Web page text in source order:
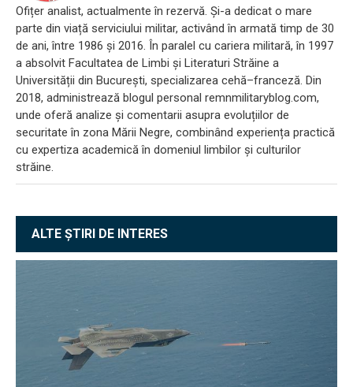
Ofițer analist, actualmente în rezervă. Și-a dedicat o mare
parte din viață serviciului militar, activând în armată timp de 30
de ani, între 1986 și 2016. În paralel cu cariera militară, în 1997
a absolvit Facultatea de Limbi și Literaturi Străine a
Universității din București, specializarea cehă–franceză. Din
2018, administrează blogul personal remnmilitaryblog.com,
unde oferă analize și comentarii asupra evoluțiilor de
securitate în zona Mării Negre, combinând experiența practică
cu expertiza academică în domeniul limbilor și culturilor
străine.
ALTE ȘTIRI DE INTERES